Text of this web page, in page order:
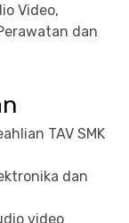
Video,
dan
TAV SMK
dan
video